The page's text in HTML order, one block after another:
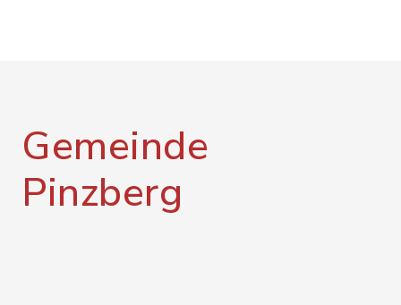
Gemeinde
Pinzberg